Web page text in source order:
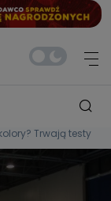
Trwają testy